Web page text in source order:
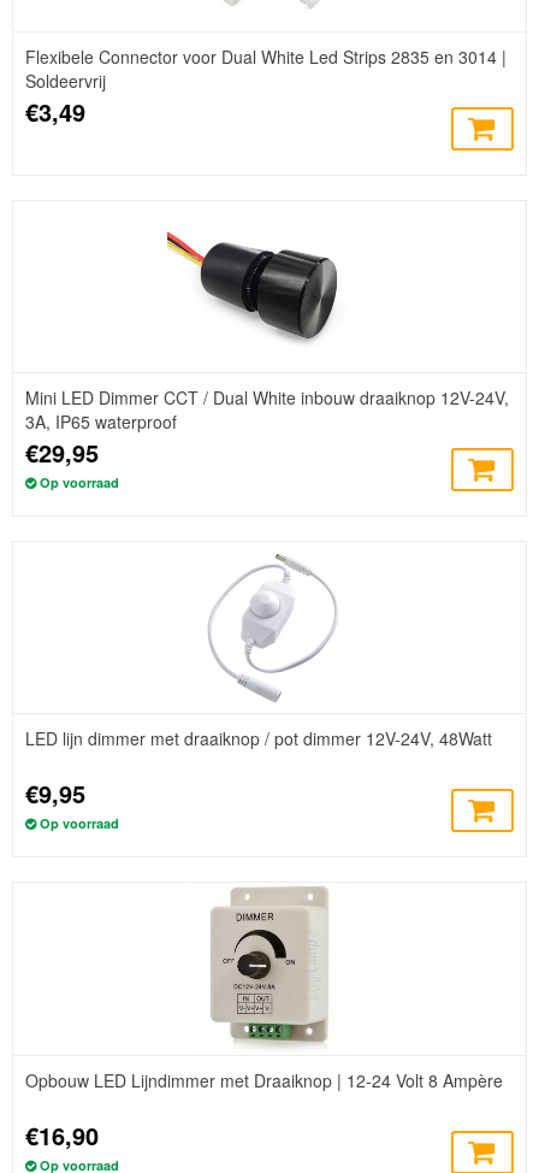
Flexibele Connector voor Dual White Led Strips 2835 en 3014 |
Soldeervrij
€3,49
Mini LED Dimmer CCT / Dual White inbouw draaiknop 12V-24V,
3A, IP65 waterproof
€29,95
Op voorraad
LED lijn dimmer met draaiknop / pot dimmer 12V-24V, 48Watt
€9,95
Op voorraad
Opbouw LED Lijndimmer met Draaiknop | 12-24 Volt 8 Ampère
€16,90
Op voorraad